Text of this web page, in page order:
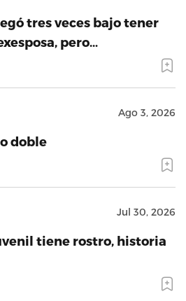
tres veces bajo tener
pero…
Ago 3, 2026
doble
Jul 30, 2026
tiene rostro, historia